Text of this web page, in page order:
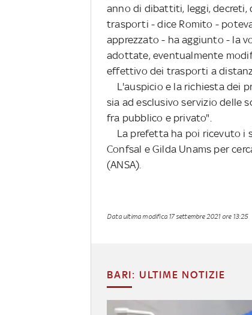
anno di dibattiti, leggi, decreti,
trasporti - dice Romito -
apprezzato - ha aggiunto - la
adottate, eventualmente
effettivo dei trasporti a
L'auspicio e la richiesta dei
sia ad esclusivo servizio delle
fra pubblico e privato".
La prefetta ha poi ricevuto i
Confsal e Gilda Unams per
(ANSA).
Data ultima modifica 17 settembre 2021 ore 13:25
BARI: ULTIME NOTIZIE